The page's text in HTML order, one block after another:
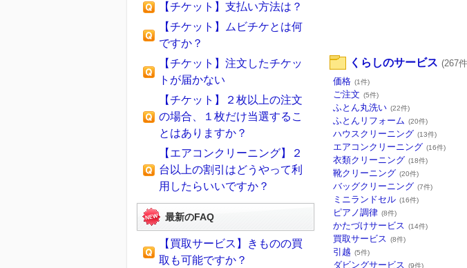
【チケット】支払い方法は？
【チケット】ムビチケとは何
ですか？
【チケット】注文したチケッ
トが届かない
【チケット】２枚以上の注文
の場合、１枚だけ当選するこ
とはありますか？
【エアコンクリーニング】２
台以上の割引はどうやって利
用したらいいですか？
最新のFAQ
【買取サービス】きものの買
取も可能ですか？
くらしのサービス (267
価格 (1件)
ご注文 (5件)
ふとん丸洗い (22件)
ふとんリフォーム (20件)
ハウスクリーニング (13件)
エアコンクリーニング (16件)
衣類クリーニング (18件)
靴クリーニング (20件)
バッグクリーニング (7件)
ミニランドセル (16件)
ピアノ調律 (8件)
かたづけサービス (14件)
買取サービス (8件)
引越 (5件)
ダビングサービス (9件)